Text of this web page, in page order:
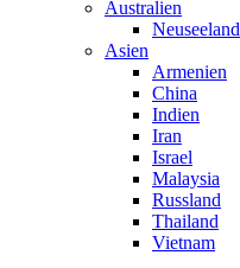
Australien
Neuseeland
Asien
Armenien
China
Indien
Iran
Israel
Malaysia
Russland
Thailand
Vietnam